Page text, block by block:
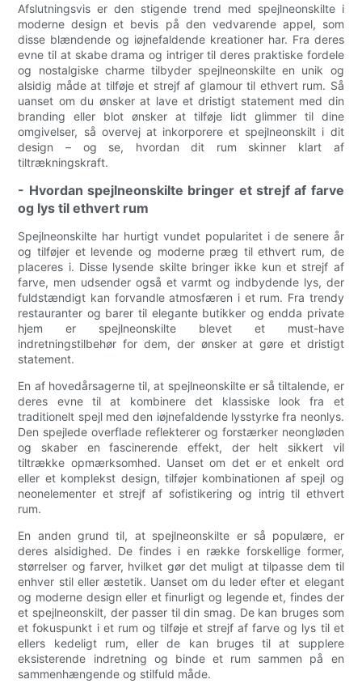
Afslutningsvis er den stigende trend med spejlneonskilte i
moderne design et bevis på den vedvarende appel, som
disse blændende og iøjnefaldende kreationer har. Fra deres
evne til at skabe drama og intriger til deres praktiske fordele
og nostalgiske charme tilbyder spejlneonskilte en unik og
alsidig måde at tilføje et strejf af glamour til ethvert rum. Så
uanset om du ønsker at lave et dristigt statement med din
branding eller blot ønsker at tilføje lidt glimmer til dine
omgivelser, så overvej at inkorporere et spejlneonskilt i dit
design – og se, hvordan dit rum skinner klart af
tiltrækningskraft.
- Hvordan spejlneonskilte bringer et strejf af farve
og lys til ethvert rum
Spejlneonskilte har hurtigt vundet popularitet i de senere år
og tilføjer et levende og moderne præg til ethvert rum, de
placeres i. Disse lysende skilte bringer ikke kun et strejf af
farve, men udsender også et varmt og indbydende lys, der
fuldstændigt kan forvandle atmosfæren i et rum. Fra trendy
restauranter og barer til elegante butikker og endda private
hjem er spejlneonskilte blevet et must-have
indretningstilbehør for dem, der ønsker at gøre et dristigt
statement.
En af hovedårsagerne til, at spejlneonskilte er så tiltalende, er
deres evne til at kombinere det klassiske look fra et
traditionelt spejl med den iøjnefaldende lysstyrke fra neonlys.
Den spejlede overflade reflekterer og forstærker neongløden
og skaber en fascinerende effekt, der helt sikkert vil
tiltrække opmærksomhed. Uanset om det er et enkelt ord
eller et komplekst design, tilføjer kombinationen af ​​spejl og
neonelementer et strejf af sofistikering og intrig til ethvert
rum.
En anden grund til, at spejlneonskilte er så populære, er
deres alsidighed. De findes i en række forskellige former,
størrelser og farver, hvilket gør det muligt at tilpasse dem til
enhver stil eller æstetik. Uanset om du leder efter et elegant
og moderne design eller et finurligt og legende et, findes der
et spejlneonskilt, der passer til din smag. De kan bruges som
et fokuspunkt i et rum og tilføje et strejf af farve og lys til et
ellers kedeligt rum, eller de kan bruges til at supplere
eksisterende indretning og binde et rum sammen på en
sammenhængende og stilfuld måde.